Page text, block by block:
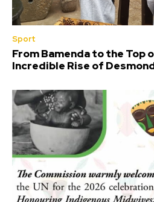
Sport
From Bamenda to the Top
Incredible Rise of